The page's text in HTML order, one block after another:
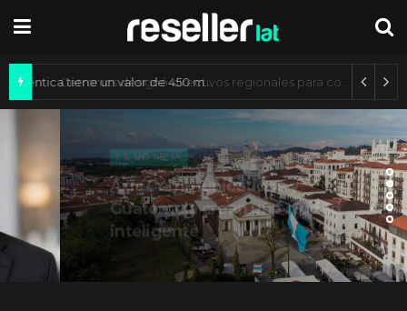
Mercado de IA agéntica tiene un valor de 450 mil millones de dólares
ES NOTICIA
Axis Communications y
Guatemala crean una ciudad
inteligente